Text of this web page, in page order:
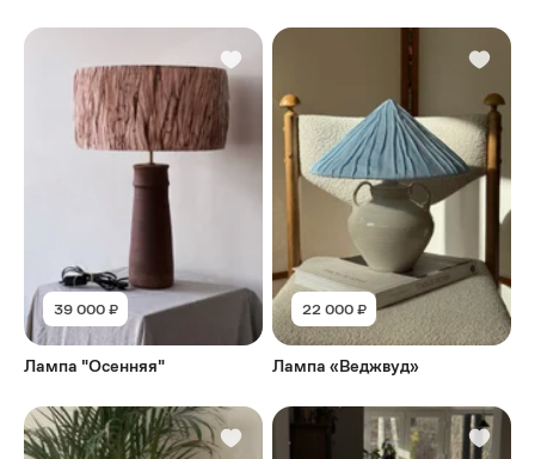
39 000 ₽
Лампа "Осенняя"
22 000 ₽
Лампа «Веджвуд»